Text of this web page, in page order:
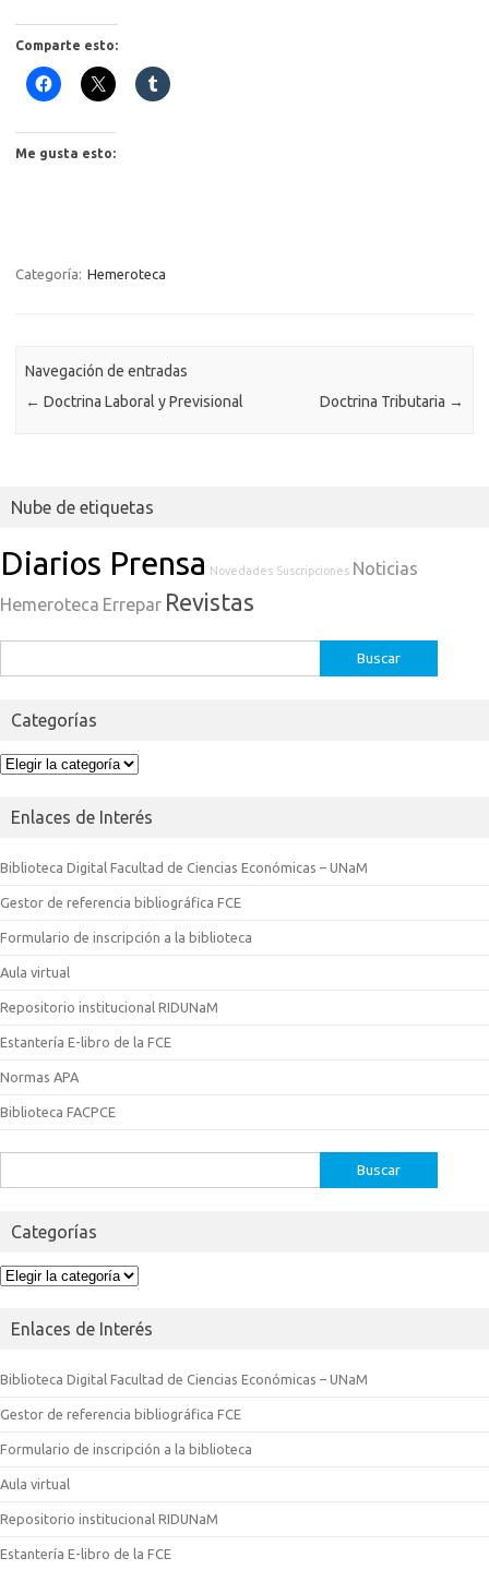
Comparte esto:
Me gusta esto:
Categoría: Hemeroteca
Navegación de entradas
← Doctrina Laboral y Previsional Doctrina Tributaria →
Nube de etiquetas
Diarios Prensa Novedades Suscripciones Noticias
Hemeroteca Errepar Revistas
Categorías
Categorías
Enlaces de Interés
Biblioteca Digital Facultad de Ciencias Económicas – UNaM
Gestor de referencia bibliográfica FCE
Formulario de inscripción a la biblioteca
Aula virtual
Repositorio institucional RIDUNaM
Estantería E-libro de la FCE
Normas APA
Biblioteca FACPCE
Categorías
Categorías
Enlaces de Interés
Biblioteca Digital Facultad de Ciencias Económicas – UNaM
Gestor de referencia bibliográfica FCE
Formulario de inscripción a la biblioteca
Aula virtual
Repositorio institucional RIDUNaM
Estantería E-libro de la FCE